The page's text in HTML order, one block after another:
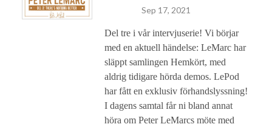
Sep 17, 2021
Del tre i vår intervjuserie! Vi börjar
med en aktuell händelse: LeMarc har
släppt samlingen Hemkört, med
aldrig tidigare hörda demos. LePod
har fått en exklusiv förhandslyssning!
I dagens samtal får ni bland annat
höra om Peter LeMarcs möte med